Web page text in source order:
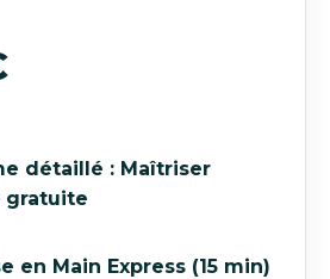
détaillé : Maîtriser
gratuite
en Main Express (15 min)